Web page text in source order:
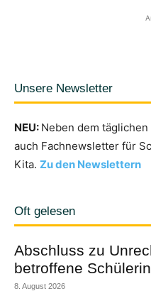
Unsere Newsletter
NEU: Neben dem
auch Fachnewsletter für
Kita. Zu den Newslettern
Oft gelesen
Abschluss zu
betroffene
8. August 2026